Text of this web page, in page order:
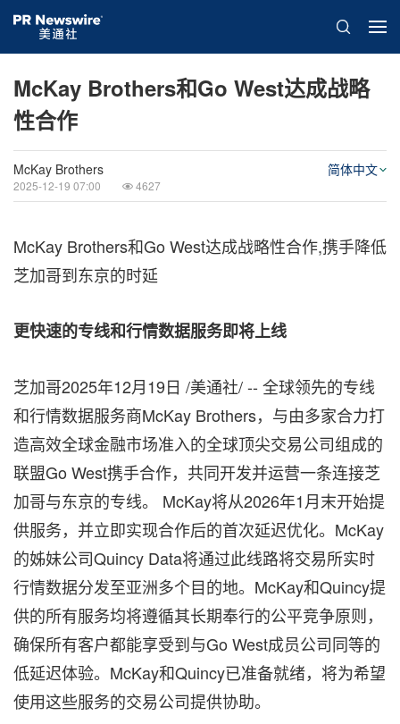
McKay Brothers和Go West达成战略
性合作
McKay Brothers
2025-12-19 07:00 4627
简体中文
McKay Brothers和Go West达成战略性合作,携手降低
芝加哥到东京的时延
更快速的专线和行情数据服务即将上线
芝加哥2025年12月19日 /美通社/ -- 全球领先的专线
和行情数据服务商McKay Brothers，与由多家合力打
造高效全球金融市场准入的全球顶尖交易公司组成的
联盟Go West携手合作，共同开发并运营一条连接芝
加哥与东京的专线。 McKay将从2026年1月末开始提
供服务，并立即实现合作后的首次延迟优化。McKay
的姊妹公司Quincy Data将通过此线路将交易所实时
行情数据分发至亚洲多个目的地。McKay和Quincy提
供的所有服务均将遵循其长期奉行的公平竞争原则，
确保所有客户都能享受到与Go West成员公司同等的
低延迟体验。McKay和Quincy已准备就绪，将为希望
使用这些服务的交易公司提供协助。